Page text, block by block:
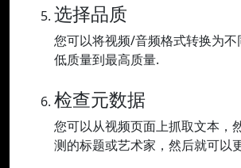
选择品质
您可以将视频/音频格式转换为
低质量到最高质量.
检查元数据
您可以从视频页面上抓取文本，
测的标题或艺术家，然后就可以